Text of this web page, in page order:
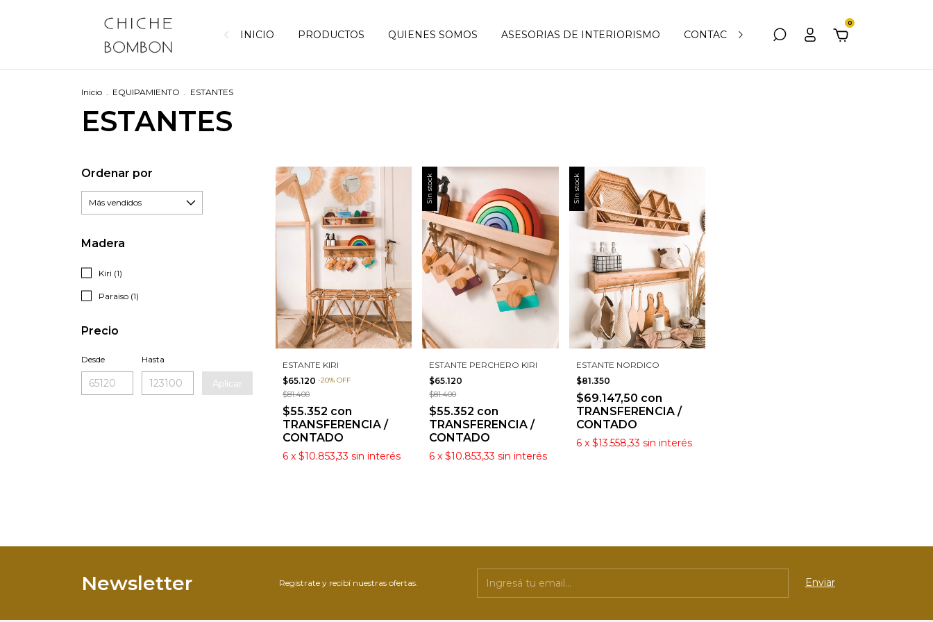
INICIO PRODUCTOS QUIENES SOMOS ASESORIAS DE INTERIORISMO CONTACTO MÁS INFO
0
Inicio . EQUIPAMIENTO . ESTANTES
ESTANTES
Ordenar por
Madera
Kiri (1)
Paraiso (1)
Precio
Desde Hasta
Aplicar
ESTANTE KIRI
$65.120 -20% OFF
$81.400
$55.352 con
TRANSFERENCIA /
CONTADO
6 x $10.853,33 sin interés
Sin stock
ESTANTE PERCHERO KIRI
$65.120
$81.400
$55.352 con
TRANSFERENCIA /
CONTADO
6 x$10.853,33 sin interés
Sin stock
ESTANTE NORDICO
$81.350
$69.147,50 con
TRANSFERENCIA /
CONTADO
6 x $13.558,33 sin interés
Newsletter Registrate y recibí nuestras ofertas.